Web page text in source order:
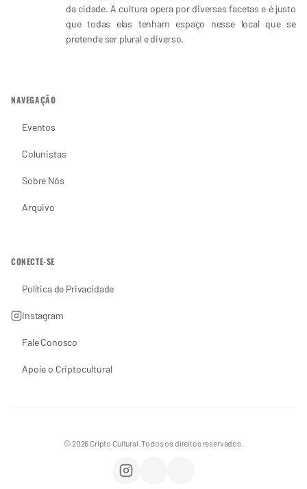
da cidade. A cultura opera por diversas facetas e é justo
que todas elas tenham espaço nesse local que se
pretende ser plural e diverso.
NAVEGAÇÃO
Eventos
Colunistas
Sobre Nós
Arquivo
CONECTE-SE
Política de Privacidade
Instagram
Fale Conosco
Apoie o Criptocultural
© 2026 Cripto Cultural. Todos os direitos reservados.
Instagram